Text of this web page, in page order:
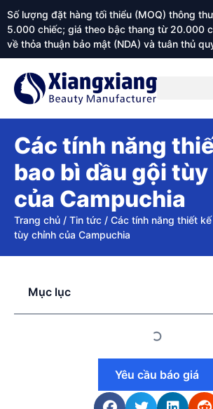
Số lượng đặt hàng tối thiểu (MOQ) thông
5.000 chiếc; giá theo bậc thang từ 20.000
về thỏa thuận bảo mật (NDA) và tuân thủ
Các tính năng
bao bì dầu gội
của Campuchia
Trang chủ / Tin tức / Các tính năng thiết
tùy chỉnh của Campuchia
Mục lục
Yêu cầu báo giá